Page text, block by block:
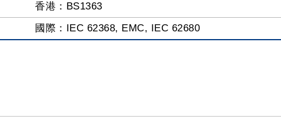
香港：BS1363
國際：IEC 62368, EMC, IEC 62680